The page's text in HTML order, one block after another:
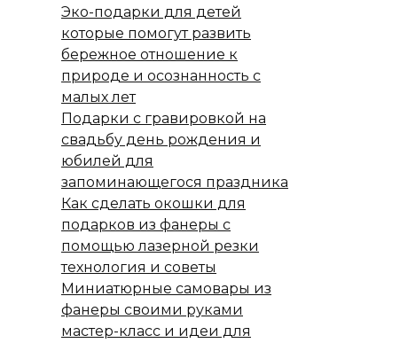
Эко-подарки для детей
которые помогут развить
бережное отношение к
природе и осознанность с
малых лет
Подарки с гравировкой на
свадьбу день рождения и
юбилей для
запоминающегося праздника
Как сделать окошки для
подарков из фанеры с
помощью лазерной резки
технология и советы
Миниатюрные самовары из
фанеры своими руками
мастер-класс и идеи для